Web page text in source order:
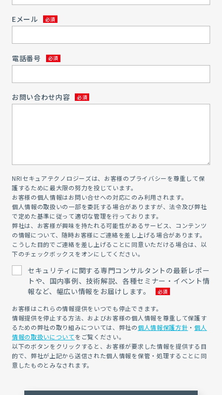
Eメール
電話番号
お問い合わせ内容
NRIセキュアテクノロジーズは、お客様のプライバシーを尊重して保
護するために最大限の努力を投じています。
お客様の個人情報はお問い合せへの対応にのみ利用されます。
個人情報の取扱いの一部を委託する場合がありますが、法令及び弊社
で定めた基準に従って適切な管理を行っております。
弊社は、お客様が興味を持たれる可能性があるサービス、コンテンツ
の情報について、随時お客様にご連絡を差し上げる場合があります。
こうした目的でご連絡を差し上げることに同意いただける場合は、以
下のチェックボックスをオンにしてください。
セキュリティに関する専門コンサルタントの最新レポー
トや、国内事例、技術解説、各種セミナー・イベント情
報など、幅広い情報をお届けします。
お客様はこれらの情報提供をいつでも停止できます。
情報提供を停止する方法、およびお客様の個人情報を尊重して保護す
るための弊社の取り組みについては、弊社の個人情報保護方針 ・個人
情報の取扱いについてをご覧ください。
以下のボタンをクリックすると、お客様が要求した情報を提供する目
的で、弊社が上記から送信された個人情報を保管・処理することに同
意したものとみなされます。